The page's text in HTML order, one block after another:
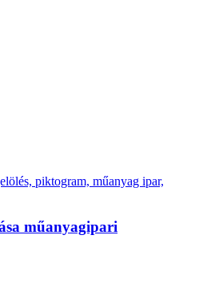
műanyagipari